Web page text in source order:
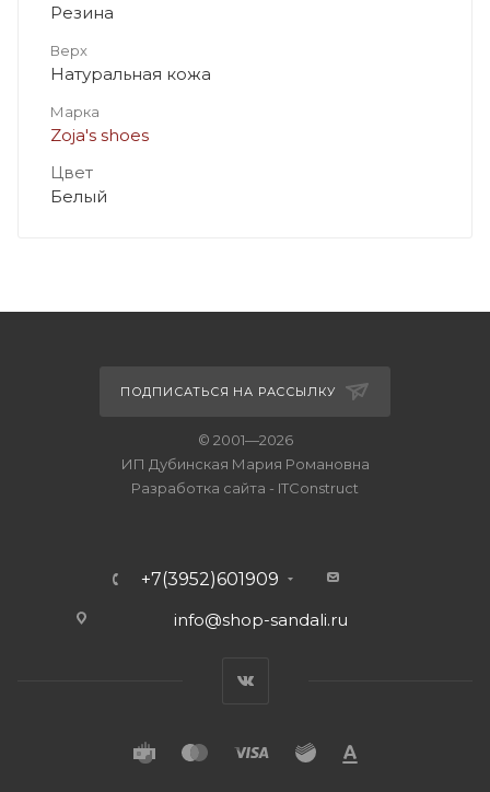
Резина
Верх
Натуральная кожа
Марка
Zoja's shoes
Цвет
Белый
ПОДПИСАТЬСЯ НА РАССЫЛКУ
© 2001—2026
ИП Дубинская Мария Романовна
Разработка сайта - ITConstruct
+7(3952)601909
info@shop-sandali.ru